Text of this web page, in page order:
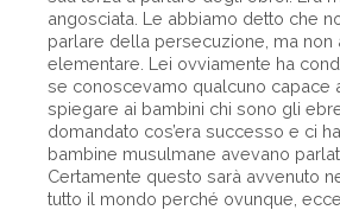
angosciata. Le abbiamo detto che
parlare della persecuzione, ma non
elementare. Lei ovviamente ha
se conoscevamo qualcuno capace
spiegare ai bambini chi sono gli
domandato cos’era successo e ci
bambine musulmane avevano
Certamente questo sarà avvenuto
tutto il mondo perché ovunque,